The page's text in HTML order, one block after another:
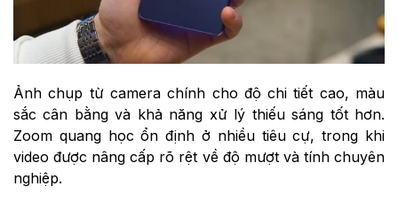
Ảnh chụp từ camera chính cho độ chi tiết cao, màu
sắc cân bằng và khả năng xử lý thiếu sáng tốt hơn.
Zoom quang học ổn định ở nhiều tiêu cự, trong khi
video được nâng cấp rõ rệt về độ mượt và tính chuyên
nghiệp.